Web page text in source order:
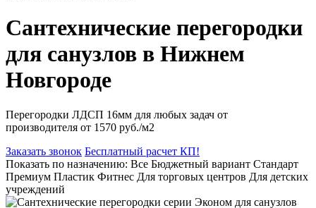
Сантехнические перегородки
для санузлов в Нижнем
Новгороде
Перегородки ЛДСП 16мм для любых задач от
производителя от 1570 руб./м2
Заказать звонок Бесплатный расчет КП!
Показать по назначению: Все Бюджетный вариант Стандарт
Премиум Пластик Фитнес Для торговых центров Для детских
учреждений